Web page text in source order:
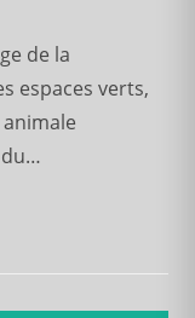
de la
espaces verts,